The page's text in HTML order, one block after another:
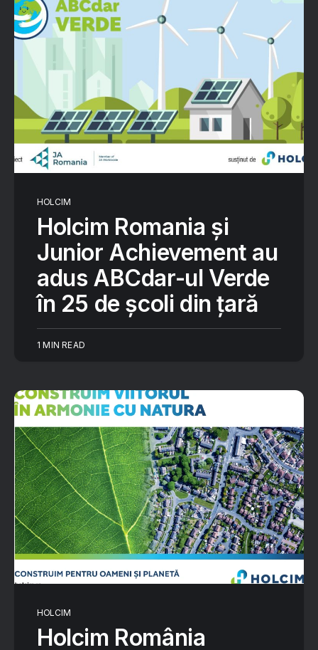
HOLCIM
Holcim Romania și
Junior Achievement au
adus ABCdar-ul Verde
în 25 de școli din țară
1 MIN READ
HOLCIM
Holcim România